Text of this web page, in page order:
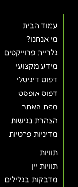
עמוד הבית
מי אנחנו?
גלריית פרוייקטים
מידע מקצועי
דפוס דיגיטלי
דפוס אופסט
מפת האתר
הצהרת נגישות
מדיניות פרטיות
תוויות
תוויות יין
מדבקות בגלילים